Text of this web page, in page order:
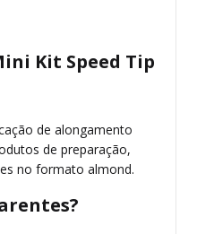
Kit Speed Tip
de alongamento
de preparação,
no formato almond.